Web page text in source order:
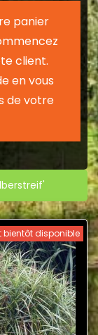
panier
client.
en vous
de votre
bientôt disponible